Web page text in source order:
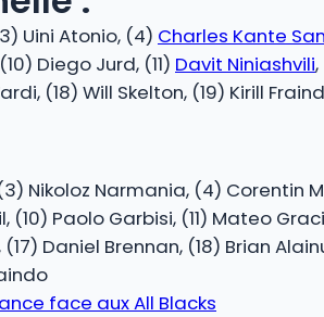
Uini Atonio, (4) Charles Kante
Diego Jurd, (11) Davit Niniashvili
(18) Will Skelton, (19) Kirill
Nikoloz Narmania, (4) Corentin
Paolo Garbisi, (11) Mateo
Daniel Brennan, (18) Brian
face aux All Blacks